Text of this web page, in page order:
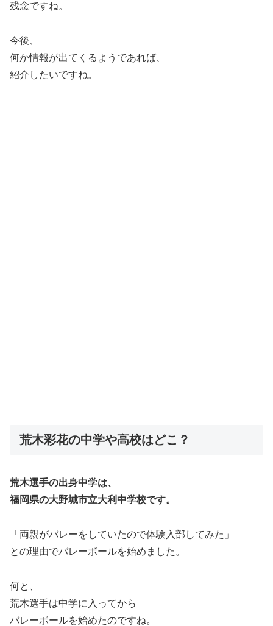
残念ですね。
今後、
何か情報が出てくるようであれば、
紹介したいですね。
荒木彩花の中学や高校はどこ？
荒木選手の出身中学は、
福岡県の大野城市立大利中学校です。
「両親がバレーをしていたので体験入部してみた」
との理由でバレーボールを始めました。
何と、
荒木選手は中学に入ってから
バレーボールを始めたのですね。